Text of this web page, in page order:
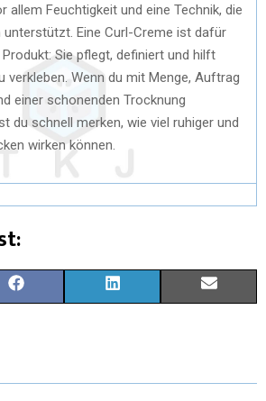
allem Feuchtigkeit und eine Technik, die
unterstützt. Eine Curl-Creme ist dafür
Sie pflegt, definiert und hilft
verkleben. Wenn du mit Menge, Auftrag
einer schonenden Trocknung
du schnell merken, wie viel ruhiger und
wirken können.
E K I